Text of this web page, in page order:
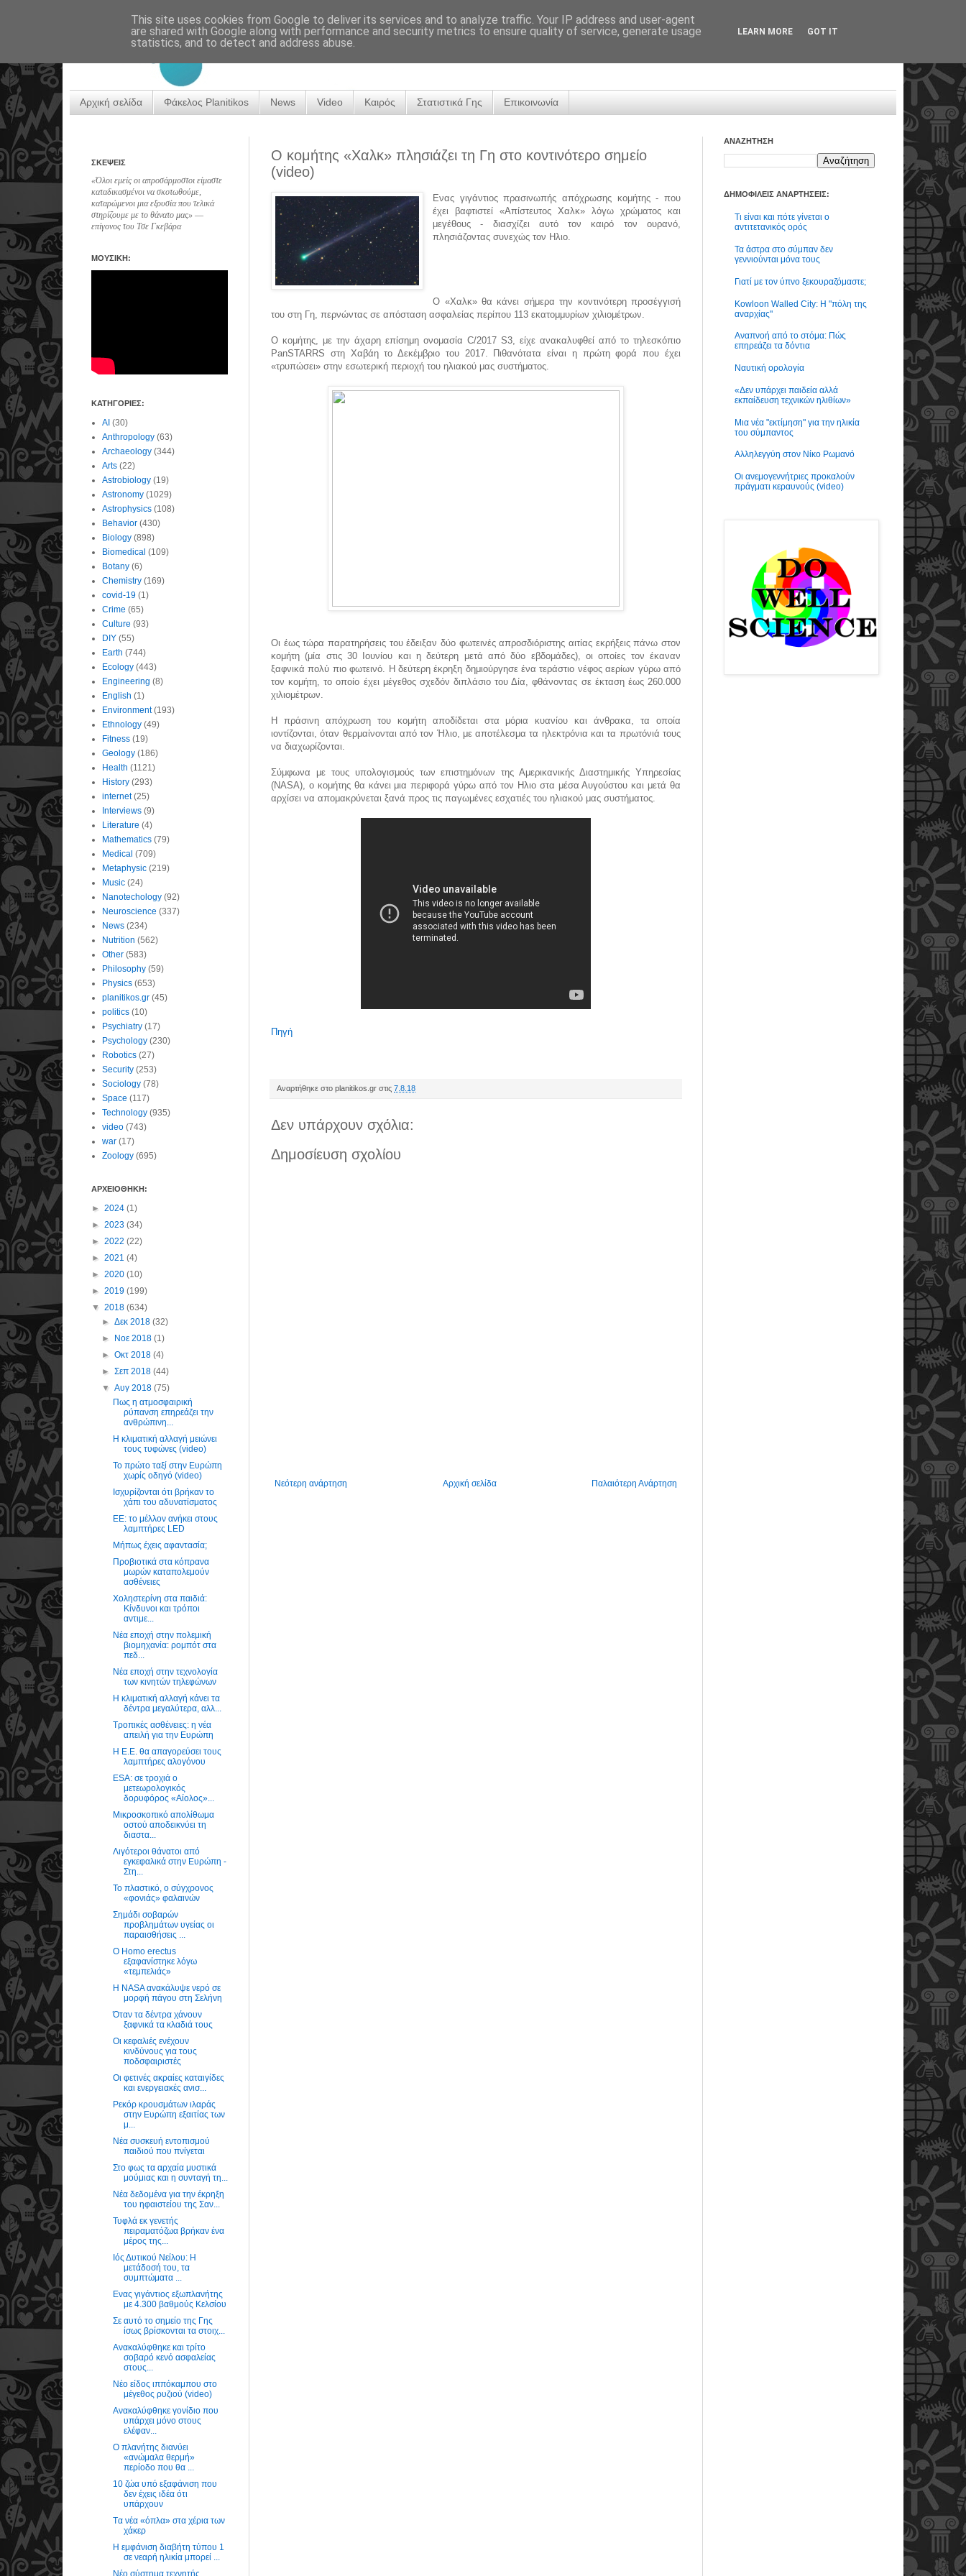
Αρχική σελίδα Φάκελος Planitikos News Video Καιρός Στατιστικά Γης Επικοινωνία
Ο κομήτης «Χαλκ» πλησιάζει τη Γη στο κοντινότερο σημείο
(video)
Ενας γιγάντιος πρασινωπής απόχρωσης κομήτης - που
έχει βαφτιστεί «Απίστευτος Χαλκ» λόγω χρώματος και
μεγέθους - διασχίζει αυτό τον καιρό τον ουρανό,
πλησιάζοντας συνεχώς τον Ηλιο.
Ο «Χαλκ» θα κάνει σήμερα την κοντινότερη προσέγγισή
του στη Γη, περνώντας σε απόσταση ασφαλείας περίπου 113 εκατομμυρίων χιλιομέτρων.
Ο κομήτης, με την άχαρη επίσημη ονομασία C/2017 S3, είχε ανακαλυφθεί από το τηλεσκόπιο
PanSTARRS στη Χαβάη το Δεκέμβριο του 2017. Πιθανότατα είναι η πρώτη φορά που έχει
«τρυπώσει» στην εσωτερική περιοχή του ηλιακού μας συστήματος.
Οι έως τώρα παρατηρήσεις του έδειξαν δύο φωτεινές απροσδιόριστης αιτίας εκρήξεις πάνω στον
κομήτη (μία στις 30 Ιουνίου και η δεύτερη μετά από δύο εβδομάδες), οι οποίες τον έκαναν
ξαφνικά πολύ πιο φωτεινό. Η δεύτερη έκρηξη δημιούργησε ένα τεράστιο νέφος αερίων γύρω από
τον κομήτη, το οποίο έχει μέγεθος σχεδόν διπλάσιο του Δία, φθάνοντας σε έκταση έως 260.000
χιλιομέτρων.
Η πράσινη απόχρωση του κομήτη αποδίδεται στα μόρια κυανίου και άνθρακα, τα οποία
ιοντίζονται, όταν θερμαίνονται από τον Ήλιο, με αποτέλεσμα τα ηλεκτρόνια και τα πρωτόνιά τους
να διαχωρίζονται.
Σύμφωνα με τους υπολογισμούς των επιστημόνων της Αμερικανικής Διαστημικής Υπηρεσίας
(NASA), o κομήτης θα κάνει μια περιφορά γύρω από τον Ηλιο στα μέσα Αυγούστου και μετά θα
αρχίσει να απομακρύνεται ξανά προς τις παγωμένες εσχατιές του ηλιακού μας συστήματος.
Πηγή
Αναρτήθηκε στο planitikos.gr στις 7.8.18
Δεν υπάρχουν σχόλια:
Δημοσίευση σχολίου
Νεότερη ανάρτηση Παλαιότερη Ανάρτηση
Αρχική σελίδα
ΣΚΕΨΕΙΣ
«Όλοι εμείς οι απροσάρμοστοι είμαστε
καταδικασμένοι να σκοτωθούμε,
καταρώμενοι μια εξουσία που τελικά
στηρίζουμε με το θάνατο μας» ―
επίγονος του Τσε Γκεβάρα
ΜΟΥΣΙΚΗ:
ΚΑΤΗΓΟΡΙΕΣ:
AI (30)
Anthropology (63)
Archaeology (344)
Arts (22)
Astrobiology (19)
Astronomy (1029)
Astrophysics (108)
Behavior (430)
Biology (898)
Biomedical (109)
Botany (6)
Chemistry (169)
covid-19 (1)
Crime (65)
Culture (93)
DIY (55)
Earth (744)
Ecology (443)
Engineering (8)
English (1)
Environment (193)
Ethnology (49)
Fitness (19)
Geology (186)
Health (1121)
History (293)
internet (25)
Interviews (9)
Literature (4)
Mathematics (79)
Medical (709)
Metaphysic (219)
Music (24)
Nanotechology (92)
Neuroscience (337)
News (234)
Nutrition (562)
Other (583)
Philosophy (59)
Physics (653)
planitikos.gr (45)
politics (10)
Psychiatry (17)
Psychology (230)
Robotics (27)
Security (253)
Sociology (78)
Space (117)
Technology (935)
video (743)
war (17)
Zoology (695)
ΑΡΧΕΙΟΘΗΚΗ:
► 2024 (1)
► 2023 (34)
► 2022 (22)
► 2021 (4)
► 2020 (10)
► 2019 (199)
▼ 2018 (634)
►Δεκ 2018(32)
► Νοε 2018(1)
►Οκτ 2018(4)
►Σεπ 2018(44)
▼Αυγ 2018(75)
Πως η ατμοσφαιρική
ρύπανση επηρεάζει την
ανθρώπινη...
Η κλιματική αλλαγή μειώνει
τους τυφώνες (video)
Το πρώτο ταξί στην Ευρώπη
χωρίς οδηγό (video)
Ισχυρίζονται ότι βρήκαν το
χάπι του αδυνατίσματος
ΕΕ: το μέλλον ανήκει στoυς
λαμπτήρες LED
Μήπως έχεις αφαντασία;
Προβιοτικά στα κόπρανα
μωρών καταπολεμούν
ασθένειες
Χοληστερίνη στα παιδιά:
Κίνδυνοι και τρόποι
αντιμε...
Νέα εποχή στην πολεμική
βιομηχανία: ρομπότ στα
πεδ...
Νέα εποχή στην τεχνολογία
των κινητών τηλεφώνων
Η κλιματική αλλαγή κάνει τα
δέντρα μεγαλύτερα, αλλ...
Τροπικές ασθένειες: η νέα
απειλή για την Ευρώπη
H Ε.Ε. θα απαγορεύσει τους
λαμπτήρες αλογόνου
ESA: σε τροχιά ο
μετεωρολογικός
δορυφόρος «Αίολος»...
Μικροσκοπικό απολίθωμα
οστού αποδεικνύει τη
διαστα...
Λιγότεροι θάνατοι από
εγκεφαλικά στην Ευρώπη -
Στη...
Το πλαστικό, ο σύγχρονος
«φονιάς» φαλαινών
Σημάδι σοβαρών
προβλημάτων υγείας οι
παραισθήσεις ...
Ο Homo erectus
εξαφανίστηκε λόγω
«τεμπελιάς»
Η NASA ανακάλυψε νερό σε
μορφή πάγου στη Σελήνη
Όταν τα δέντρα χάνουν
ξαφνικά τα κλαδιά τους
Οι κεφαλιές ενέχουν
κινδύνους για τους
ποδσφαιριστές
Οι φετινές ακραίες καταιγίδες
και ενεργειακές ανισ...
Ρεκόρ κρουσμάτων ιλαράς
στην Ευρώπη εξαιτίας των
μ...
Νέα συσκευή εντοπισμού
παιδιού που πνίγεται
Στο φως τα αρχαία μυστικά
μούμιας και η συνταγή τη...
Νέα δεδομένα για την έκρηξη
του ηφαιστείου της Σαν...
Τυφλά εκ γενετής
πειραματόζωα βρήκαν ένα
μέρος της...
Ιός Δυτικού Νείλου: Η
μετάδοσή του, τα
συμπτώματα ...
Ενας γιγάντιος εξωπλανήτης
με 4.300 βαθμούς Κελσίου
Σε αυτό το σημείο της Γης
ίσως βρίσκονται τα στοιχ...
Ανακαλύφθηκε και τρίτο
σοβαρό κενό ασφαλείας
στους...
Νέο είδος ιππόκαμπου στο
μέγεθος ρυζιού (video)
Ανακαλύφθηκε γονίδιο που
υπάρχει μόνο στους
ελέφαν...
Ο πλανήτης διανύει
«ανώμαλα θερμή»
περίοδο που θα ...
10 ζώα υπό εξαφάνιση που
δεν έχεις ιδέα ότι
υπάρχουν
Tα νέα «όπλα» στα χέρια των
χάκερ
Η εμφάνιση διαβήτη τύπου 1
σε νεαρή ηλικία μπορεί ...
Νέο σύστημα τεχνητής
ΑΝΑΖΗΤΗΣΗ
ΔΗΜΟΦΙΛΕΙΣ ΑΝΑΡΤΗΣΕΙΣ:
Τι είναι και πότε γίνεται ο
αντιτετανικός ορός
Τα άστρα στο σύμπαν δεν
γεννιούνται μόνα τους
Γιατί με τον ύπνο ξεκουραζόμαστε;
Kowloon Walled City: Η "πόλη της
αναρχίας"
Αναπνοή από το στόμα: Πώς
επηρεάζει τα δόντια
Ναυτική ορολογία
«Δεν υπάρχει παιδεία αλλά
εκπαίδευση τεχνικών ηλιθίων»
Μια νέα "εκτίμηση" για την ηλικία
του σύμπαντος
Αλληλεγγύη στον Νίκο Ρωμανό
Οι ανεμογεννήτριες προκαλούν
πράγματι κεραυνούς (video)
This site uses cookies from Google to deliver its services and to analyze traffic. Your IP address and user-agent
are shared with Google along with performance and security metrics to ensure quality of service, generate usage
statistics, and to detect and address abuse.
LEARN MORE GOT IT